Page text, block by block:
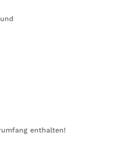
enthalten!